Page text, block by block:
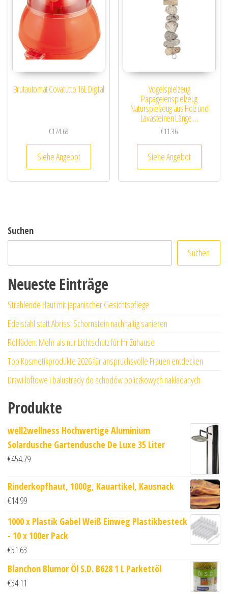
Brutautomat Covatutto 16L Digital
€174.68
Siehe Angebot
Vogelspielzeug
Papageienspielzeug
Naturspielzeug aus Holz und
Lavasteinen Länge …
€11.36
Siehe Angebot
Suchen
Suchen
Neueste Einträge
Strahlende Haut mit japanischer Gesichtspflege
Edelstahl statt Abriss: Schornstein nachhaltig sanieren
Rollläden: Mehr als nur Lichtschutz für Ihr Zuhause
Top Kosmetikprodukte 2026 für anspruchsvolle Frauen entdecken
Drzwi loftowe i balustrady do schodów policzkowych nakładanych
Produkte
well2wellness Hochwertige Aluminium
Solardusche Gartendusche De Luxe 35 Liter
€454.79
Rinderkopfhaut, 1000g, Kauartikel, Kausnack
€14.99
1000 x Plastik Gabel Weiß Einweg Plastikbesteck
- 10 x 100er Pack
€51.63
Blanchon Blumor Öl S.D. B628 1 L Parkettöl
€34.11